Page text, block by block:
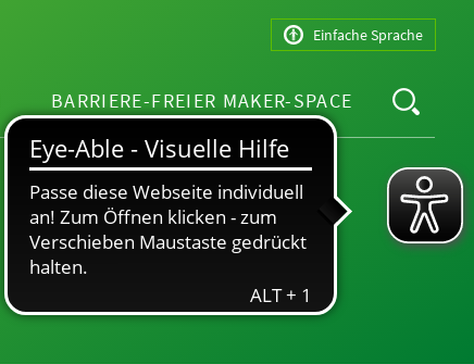
Einfache Sprache
BARRIERE-FREIER MAKER-SPACE